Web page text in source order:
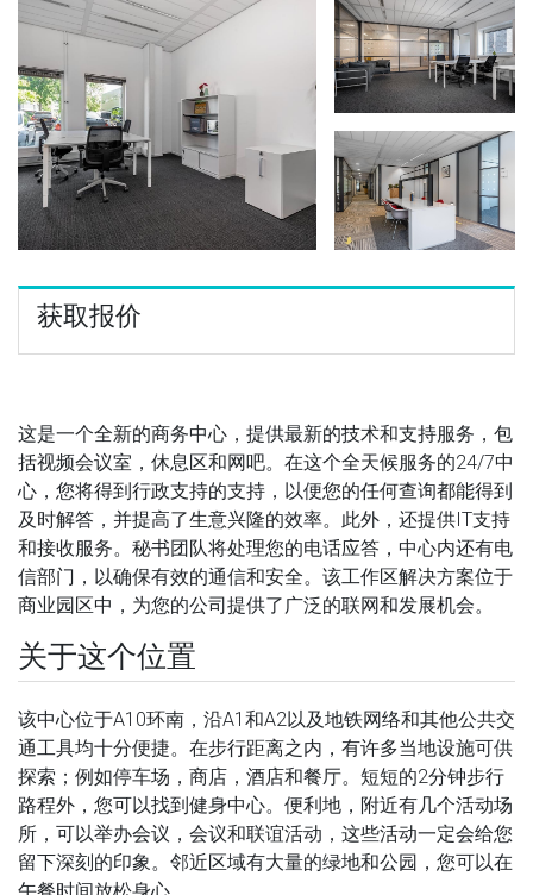
获取报价
这是一个全新的商务中心，提供最新的技术和支持服务，包
括视频会议室，休息区和网吧。在这个全天候服务的24/7中
心，您将得到行政支持的支持，以便您的任何查询都能得到
及时解答，并提高了生意兴隆的效率。此外，还提供IT支持
和接收服务。秘书团队将处理您的电话应答，中心内还有电
信部门，以确保有效的通信和安全。该工作区解决方案位于
商业园区中，为您的公司提供了广泛的联网和发展机会。
关于这个位置
该中心位于A10环南，沿A1和A2以及地铁网络和其他公共交
通工具均十分便捷。在步行距离之内，有许多当地设施可供
探索；例如停车场，商店，酒店和餐厅。短短的2分钟步行
路程外，您可以找到健身中心。便利地，附近有几个活动场
所，可以举办会议，会议和联谊活动，这些活动一定会给您
留下深刻的印象。邻近区域有大量的绿地和公园，您可以在